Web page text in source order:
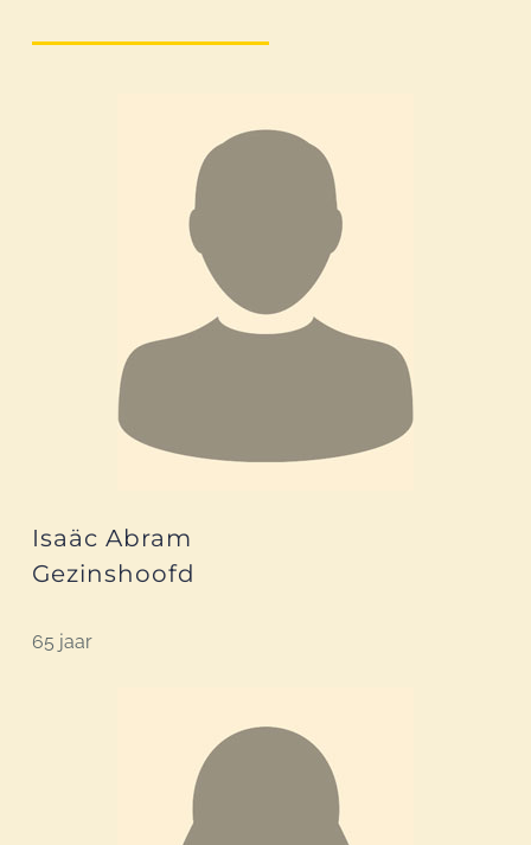
Isaäc Abram
Gezinshoofd
65 jaar